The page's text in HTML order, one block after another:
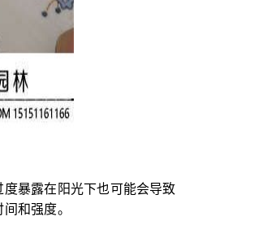
暴露在阳光下也可能会导致
和强度。